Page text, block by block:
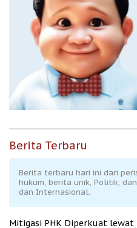
Berita Terbaru
Berita terbaru hari ini dari
hukum, berita unik, Politik,
dan Internasional.
Mitigasi PHK Diperkuat